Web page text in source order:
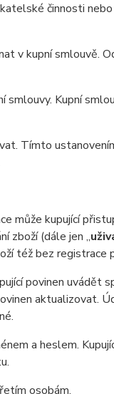
činnosti
v kupní smlouvě.
Kupní
Tímto
může kupující
zboží (dále jen „
též bez registrace
povinen uvádět
aktualizovat.
a heslem.
osobám.